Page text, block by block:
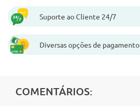
Suporte ao Cliente 24/7
Diversas opções de pagamento
COMENTÁRIOS: